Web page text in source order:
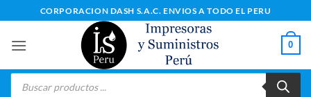
al
contenido
CORPORACION DASH S.A.C. ENVIOS A TODO EL PERU
0
Búsqueda